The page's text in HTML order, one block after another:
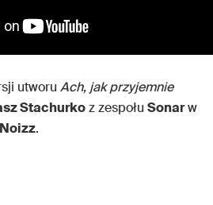
utworu Ach, jak przyjemnie
Stachurkoz zespołu Sonarw
Noizz.